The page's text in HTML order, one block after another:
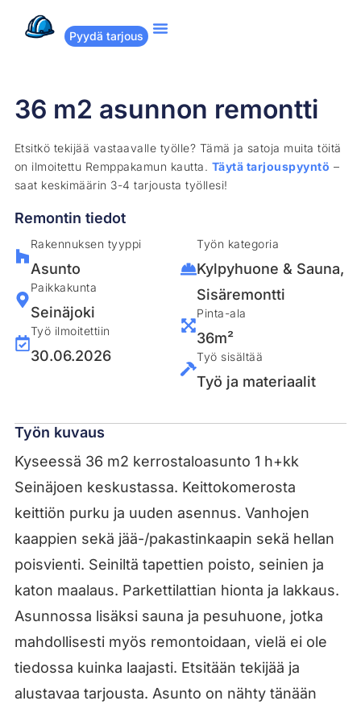
Pyydä tarjous
36 m2 asunnon remontti
Etsitkö tekijää vastaavalle työlle? Tämä ja satoja muita töitä
on ilmoitettu Remppakamun kautta. Täytä tarjouspyyntö –
saat keskimäärin 3-4 tarjousta työllesi!
Remontin tiedot
Rakennuksen tyyppi
Asunto
Paikkakunta
Seinäjoki
Työ ilmoitettiin
30.06.2026
Työn kategoria
Kylpyhuone & Sauna,
Sisäremontti
Pinta-ala
36m²
Työ sisältää
Työ ja materiaalit
Työn kuvaus
Kyseessä 36 m2 kerrostaloasunto 1 h+kk
Seinäjoen keskustassa. Keittokomerosta
keittiön purku ja uuden asennus. Vanhojen
kaappien sekä jää-/pakastinkaapin sekä hellan
poisvienti. Seiniltä tapettien poisto, seinien ja
katon maalaus. Parkettilattian hionta ja lakkaus.
Asunnossa lisäksi sauna ja pesuhuone, jotka
mahdollisesti myös remontoidaan, vielä ei ole
tiedossa kuinka laajasti. Etsitään tekijää ja
alustavaa tarjousta. Asunto on nähty tänään